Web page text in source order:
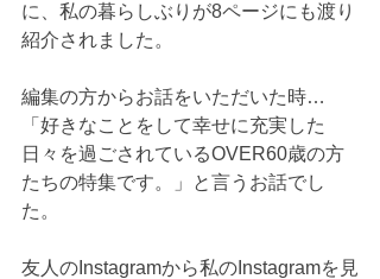
に、私の暮らしぶりが8ページにも渡り
紹介されました。
編集の方からお話をいただいた時…
「好きなことをして幸せに充実した
日々を過ごされているOVER60歳の方
たちの特集です。」と言うお話でし
た。
友人のInstagramから私のInstagramを見